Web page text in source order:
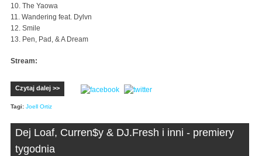
10. The Yaowa
11. Wandering feat. Dylvn
12. Smile
13. Pen, Pad, & A Dream
Stream:
Czytaj dalej >>
Tagi: Joell Ortiz
Dej Loaf, Curren$y & DJ.Fresh i inni - premiery
tygodnia